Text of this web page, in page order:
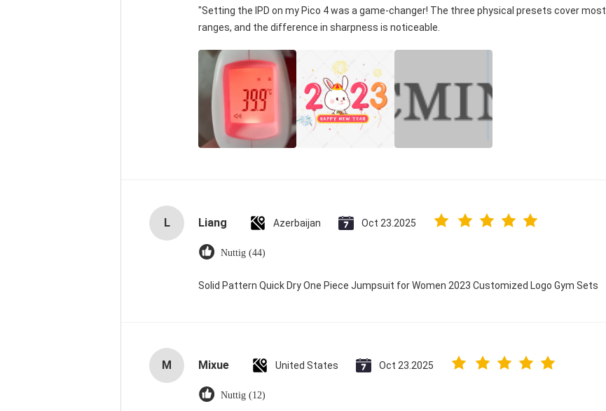
"Setting the IPD on my Pico 4 was a game-changer! The three physical presets cover most
ranges, and the difference in sharpness is noticeable.
L Liang Azerbaijan Oct 23.2025
Nuttig (44)
Solid Pattern Quick Dry One Piece Jumpsuit for Women 2023 Customized Logo Gym Sets
M Mixue United States Oct 23.2025
Nuttig (12)